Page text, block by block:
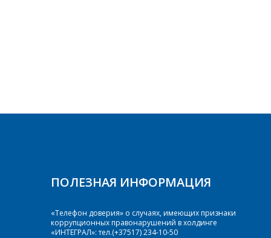
ПОЛЕЗНАЯ ИНФОРМАЦИЯ
«Телефон доверия» о случаях, имеющих признаки
коррупционных правонарушений в холдинге
«ИНТЕГРАЛ»: тел.(+37517) 234-10-50